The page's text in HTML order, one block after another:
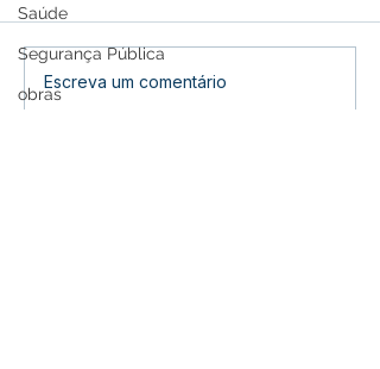
Saúde
Segurança Pública
obrasA Revolução Acreana:
Escreva um comentário